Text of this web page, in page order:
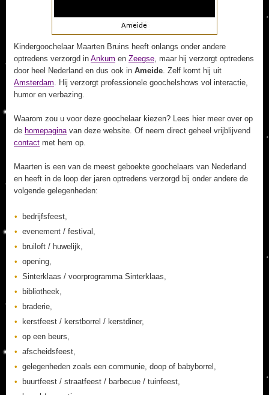
Kindergoochelaar Maarten Bruins heeft onlangs onder andere
optredens verzorgd in Ankum en Zeegse, maar hij verzorgt optredens
door heel Nederland en dus ook in Ameide. Zelf komt hij uit
Amsterdam. Hij verzorgt professionele goochelshows vol interactie,
humor en verbazing.
Waarom zou u voor deze goochelaar kiezen? Lees hier meer over op
de homepaginavan deze website. Of neem direct geheel vrijblijvend
contact met hem op.
Maarten is een van de meest geboekte goochelaars van Nederland
en heeft in de loop der jaren optredens verzorgd bij onder andere de
volgende gelegenheden:
bedrijfsfeest,
evenement / festival,
bruiloft / huwelijk,
opening,
Sinterklaas / voorprogramma Sinterklaas,
bibliotheek,
braderie,
kerstfeest / kerstborrel / kerstdiner,
op een beurs,
afscheidsfeest,
gelegenheden zoals een communie, doop of babyborrel,
buurtfeest / straatfeest / barbecue / tuinfeest,